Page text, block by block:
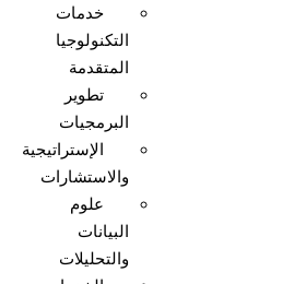
خدمات
التكنولوجيا
المتقدمة
تطوير
البرمجيات
الإستراتيجية
والاستشارات
علوم
البيانات
والتحليلات